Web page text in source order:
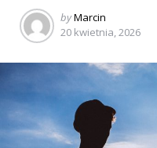
Posted
by
byMarcin
20 kwietnia, 2026